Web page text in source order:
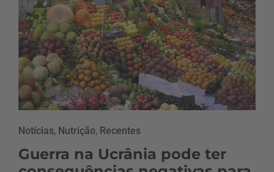
Notícias, Nutrição, Recentes
Guerra na Ucrânia pode ter